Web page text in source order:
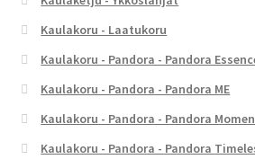
Kaulakoru - Laatukoru
Kaulakoru - Pandora - Pandora
Kaulakoru - Pandora - Pandora ME
Kaulakoru - Pandora - Pandora
Kaulakoru - Pandora - Pandora